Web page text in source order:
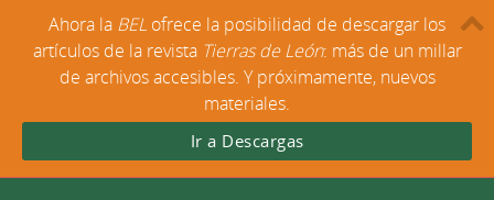
Ahora la BEL ofrece la posibilidad de descargar los
artículos de la revista Tierras de León: más de un millar
de archivos accesibles. Y próximamente, nuevos
materiales.
Ir a Descargas